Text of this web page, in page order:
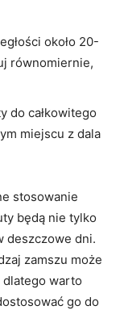
około 20-
równomiernie,
do całkowitego
miejscu z dala
stosowanie
będą nie tylko
deszczowe dni.
zamszu może
dlatego warto
go do